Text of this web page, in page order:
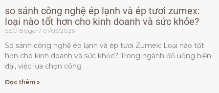
so sánh công nghệ ép lạnh và ép tươi zumex:
loại nào tốt hơn cho kinh doanh và sức khỏe?
SEO Bloger 01/05/2026
So sánh công nghệ ép lạnh và ép tươi Zumex: Loại nào tốt
hơn cho kinh doanh và sức khỏe? Trong ngành đồ uống hiện
đại, việc lựa chọn công
Đọc thêm »